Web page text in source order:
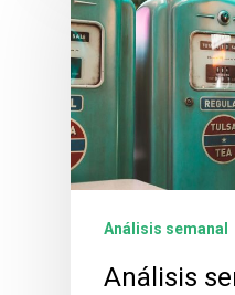
Análisis semanal
Análisis